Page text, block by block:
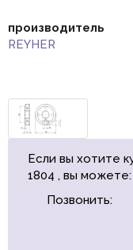
производитель
REYHER
Если вы хотите
1804 , вы можете:
Позвонить: